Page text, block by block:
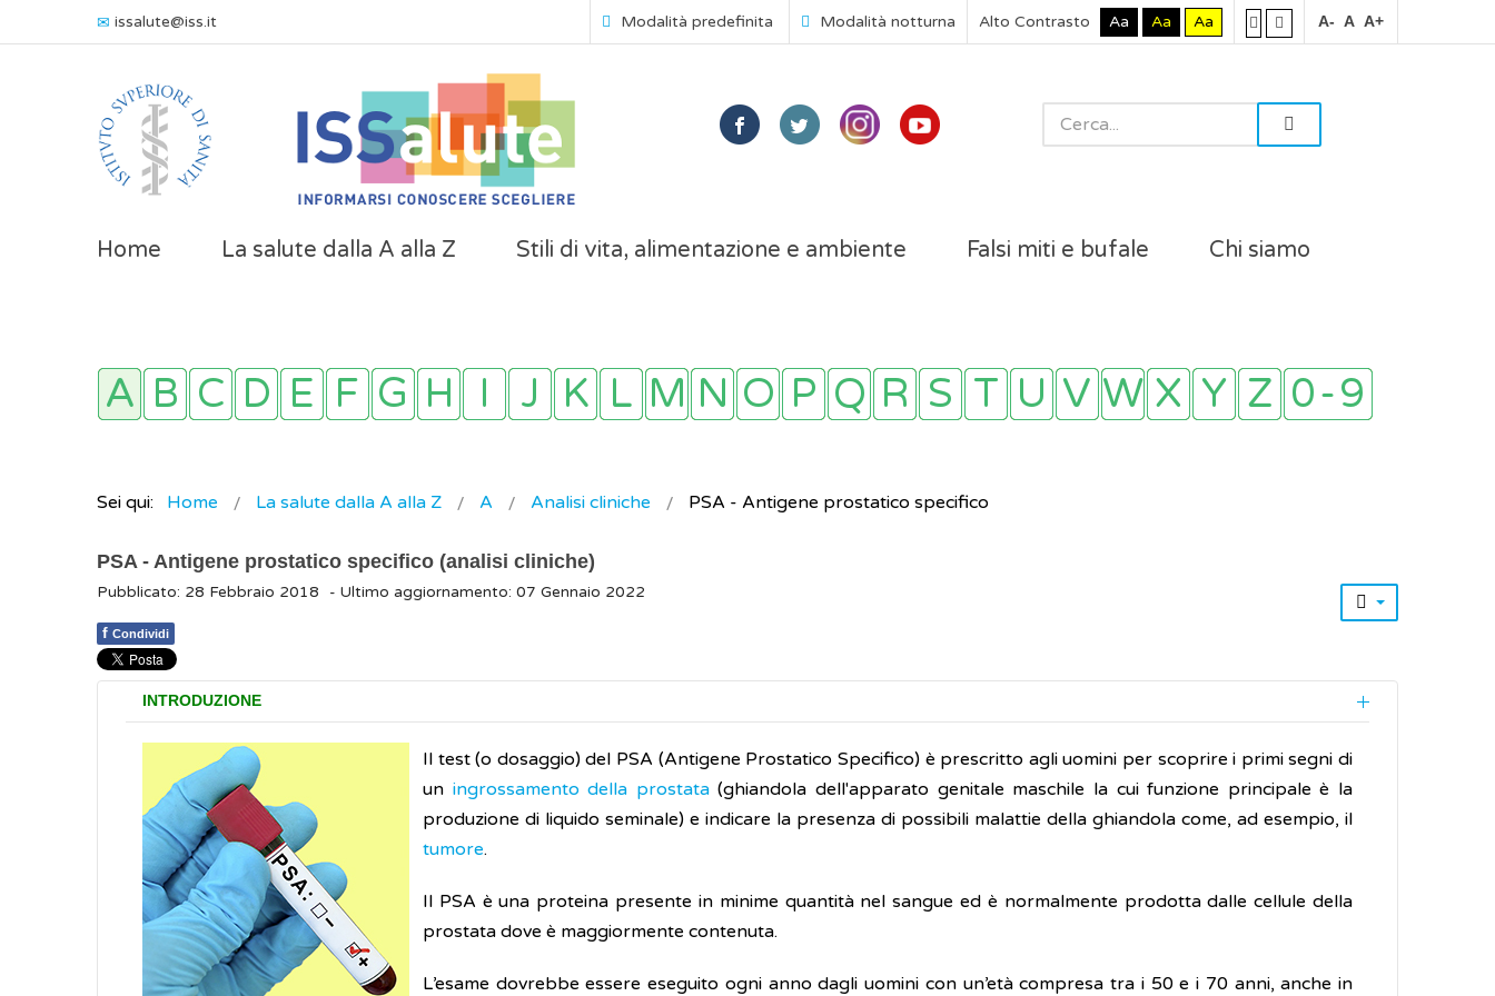
issalute@iss.it Modalità predefinita Modalità notturna Alto Contrasto Aa Aa Aa A- A A+
Home La salute dalla A alla Z Stili di vita, alimentazione e ambiente Falsi miti e bufale Chi siamo
Sei qui: Home La salute dalla A alla Z A Analisi cliniche PSA - Antigene prostatico specifico
PSA - Antigene prostatico specifico (analisi cliniche)
Pubblicato: 28 Febbraio 2018 - Ultimo aggiornamento: 07 Gennaio 2022
f Condividi
INTRODUZIONE
Il test (o dosaggio) del PSA (Antigene Prostatico Specifico) è prescritto agli uomini per scoprire i primi segni di
un ingrossamento della prostata(ghiandola dell'apparato genitale maschile la cui funzione principale è la
produzione di liquido seminale) e indicare la presenza di possibili malattie della ghiandola come, ad esempio, il
tumore.
Il PSA è una proteina presente in minime quantità nel sangue ed è normalmente prodotta dalle cellule della
prostata dove è maggiormente contenuta.
L’esame dovrebbe essere eseguito ogni anno dagli uomini con un’età compresa tra i 50 e i 70 anni, anche in